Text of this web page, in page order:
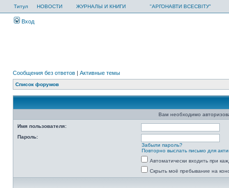
Титул НОВОСТИ ЖУРНАЛЫ И КНИГИ "АРГОНАВТИ ВСЕСВІТУ"
Вход
Сообщения без ответов | Активные темы
Список форумов
Вам необходимо
Имя пользователя:
Пароль:
Забыли пароль?
Повторно выслать письмо для
Автоматически входить при
Скрыть моё пребывание на